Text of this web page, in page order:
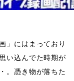
」にはまっており
い込んでた時期が
。憑き物が落ちた